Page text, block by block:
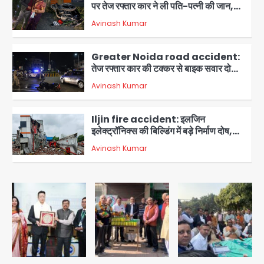
3
पर तेज रफ्तार कार ने ली पति-पत्नी की जान,
गांव में मातम
Avinash Kumar
4
Greater Noida road accident:
तेज रफ्तार कार की टक्कर से बाइक सवार दो
युवकों की मौत, परिवारों में मातम
Avinash Kumar
5
Iljin fire accident: इलजिन
इलेक्ट्रॉनिक्स की बिल्डिंग में बड़े निर्माण दोष,
कंक्रीट बीम तिरछा; पीडब्ल्यूडी ऑडिट में
चौंकाने वाला खुलासा
Avinash Kumar
1
Minor daughter abuse case in
Noida: 7 साल की मासूम बेटी के साथ
अश्लील हरकत करने वाले पिता को मां ने रंगेहाथ
पकड़ा, पुलिस ने किया गिरफ्तार
Avinash Kumar
Rapido Driver Mobile
Snatcher: नोएडा में रैपिडो चालक निकला